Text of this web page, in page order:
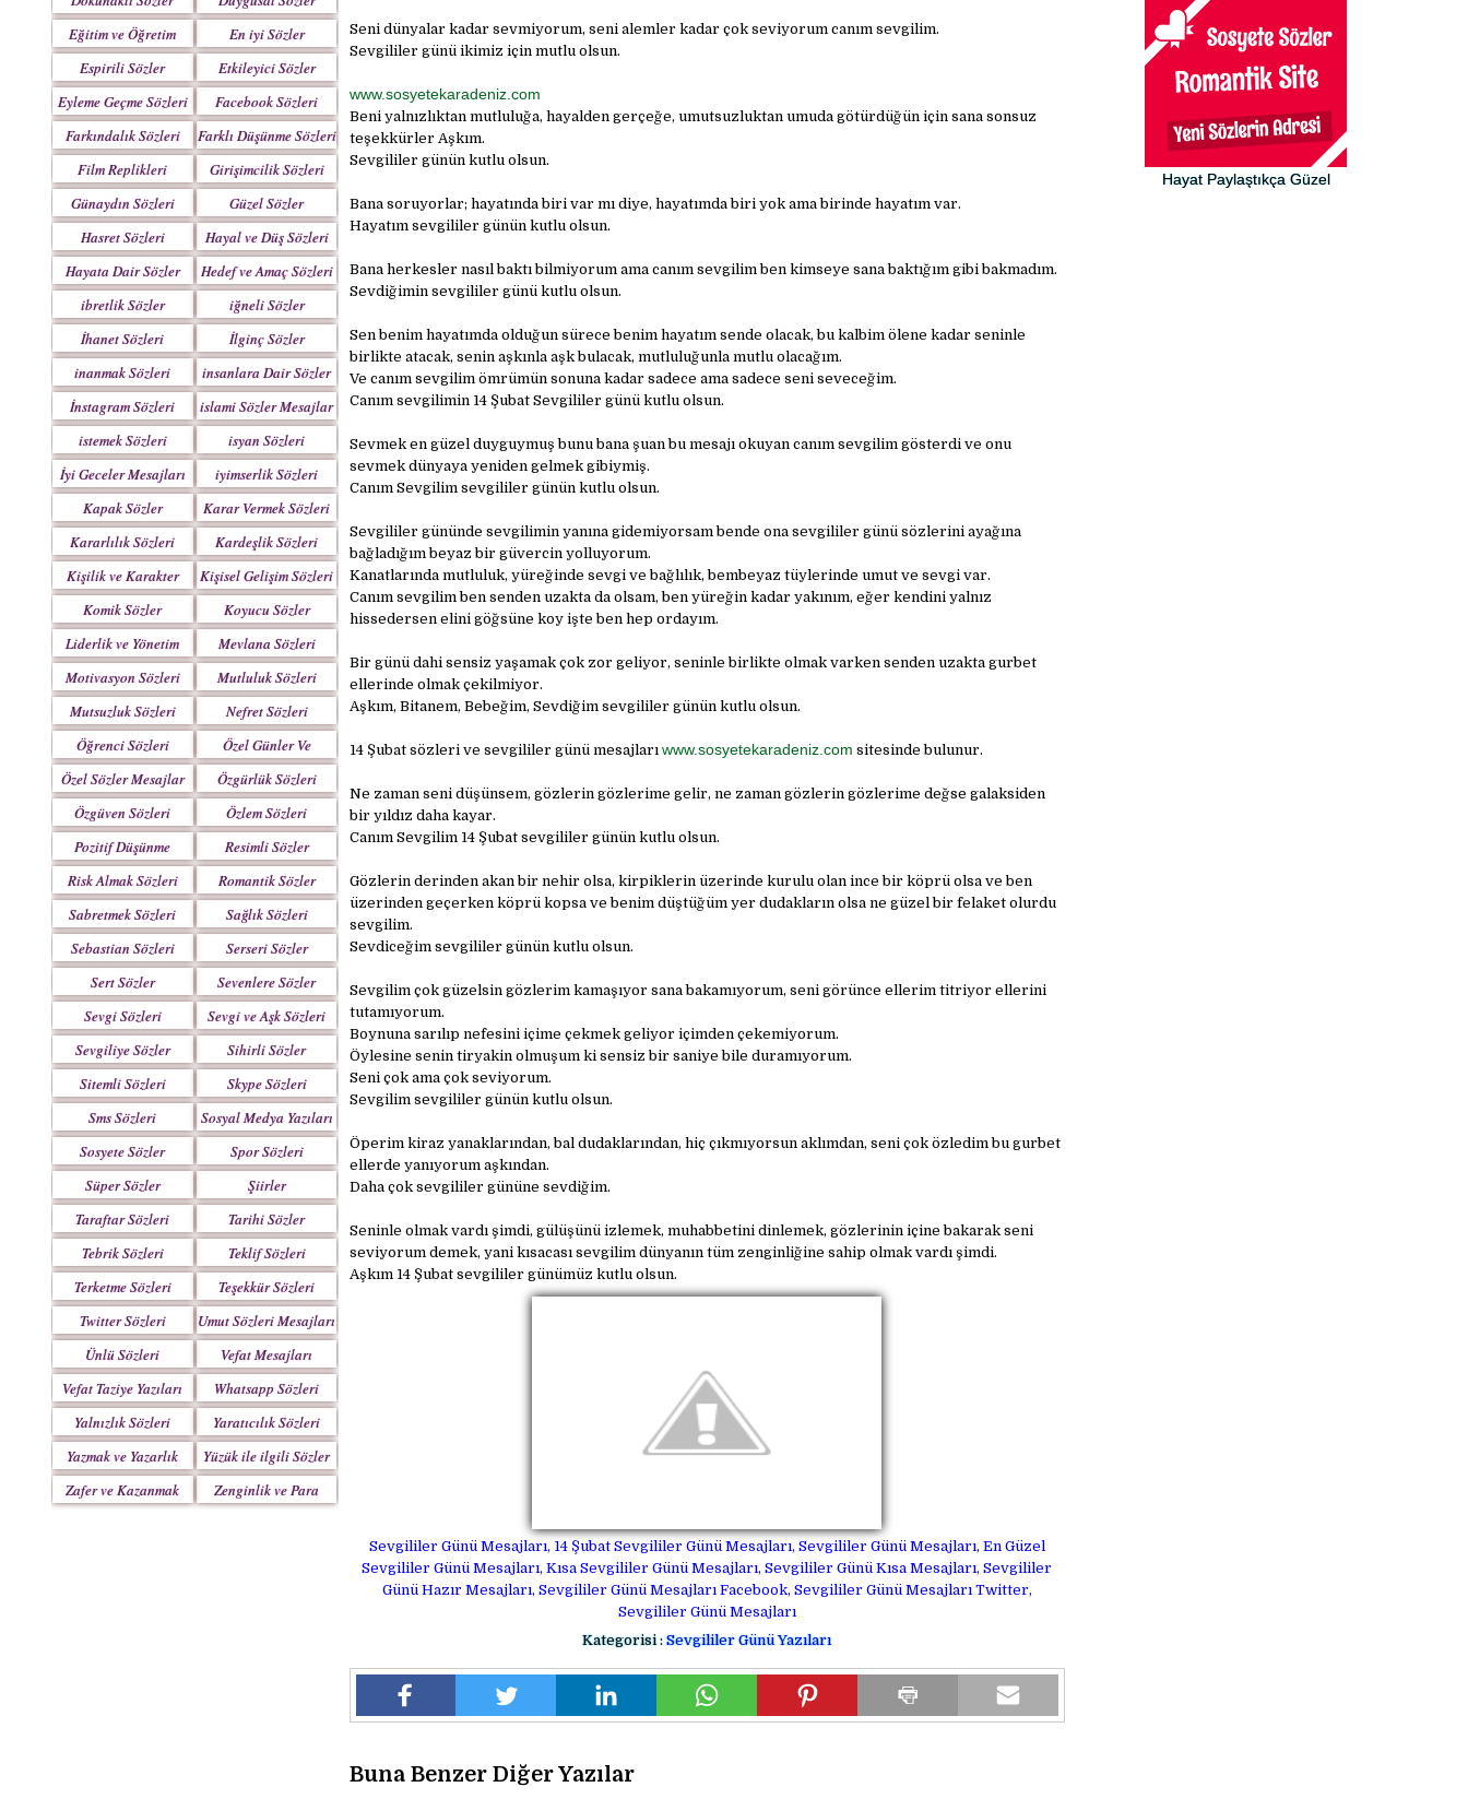
Eğitim ve Öğretim
Sözleri
En iyi Sözler
Espirili Sözler
Etkileyici Sözler
Eyleme Geçme Sözleri
Facebook Sözleri
Farkındalık Sözleri
Farklı Düşünme Sözleri
Film Replikleri
Girişimcilik Sözleri
Günaydın Sözleri
Güzel Sözler
Hasret Sözleri
Hayal ve Düş Sözleri
Hayata Dair Sözler
Hedef ve Amaç Sözleri
ibretlik Sözler
iğneli Sözler
İhanet Sözleri
İlginç Sözler
inanmak Sözleri
insanlara Dair Sözler
İnstagram Sözleri
islami Sözler Mesajlar
istemek Sözleri
isyan Sözleri
İyi Geceler Mesajları
iyimserlik Sözleri
Kapak Sözler
Karar Vermek Sözleri
Kararlılık Sözleri
Kardeşlik Sözleri
Kişilik ve Karakter
Sözleri
Kişisel Gelişim Sözleri
Komik Sözler
Koyucu Sözler
Liderlik ve Yönetim
Sözleri
Mevlana Sözleri
Motivasyon Sözleri
Mutluluk Sözleri
Mutsuzluk Sözleri
Nefret Sözleri
Öğrenci Sözleri
Özel Günler Ve
Haftalar
Özel Sözler Mesajlar
Özgürlük Sözleri
Özgüven Sözleri
Özlem Sözleri
Pozitif Düşünme
Sözleri
Resimli Sözler
Risk Almak Sözleri
Romantik Sözler
Sabretmek Sözleri
Sağlık Sözleri
Sebastian Sözleri
Serseri Sözler
Sert Sözler
Sevenlere Sözler
Sevgi Sözleri
Sevgi ve Aşk Sözleri
Sevgiliye Sözler
Sihirli Sözler
Sitemli Sözleri
Skype Sözleri
Sms Sözleri
Sosyal Medya Yazıları
Sosyete Sözler
Mesajlar
Spor Sözleri
Süper Sözler
Şiirler
Taraftar Sözleri
Tarihi Sözler
Tebrik Sözleri
Teklif Sözleri
Terketme Sözleri
Teşekkür Sözleri
Twitter Sözleri
Umut Sözleri Mesajları
Ünlü Sözleri
Vefat Mesajları
Vefat Taziye Yazıları
Whatsapp Sözleri
Yalnızlık Sözleri
Yaratıcılık Sözleri
Yazmak ve Yazarlık
Sözleri
Yüzük ile ilgili Sözler
Zafer ve Kazanmak
Sözleri
Zenginlik ve Para
Sözleri
Seni dünyalar kadar sevmiyorum, seni alemler kadar çok seviyorum canım sevgilim.
Sevgililer günü ikimiz için mutlu olsun.
www.sosyetekaradeniz.com
Beni yalnızlıktan mutluluğa, hayalden gerçeğe, umutsuzluktan umuda götürdüğün için sana sonsuz
teşekkürler Aşkım.
Sevgililer günün kutlu olsun.
Bana soruyorlar; hayatında biri var mı diye, hayatımda biri yok ama birinde hayatım var.
Hayatım sevgililer günün kutlu olsun.
Bana herkesler nasıl baktı bilmiyorum ama canım sevgilim ben kimseye sana baktığım gibi bakmadım.
Sevdiğimin sevgililer günü kutlu olsun.
Sen benim hayatımda olduğun sürece benim hayatım sende olacak, bu kalbim ölene kadar seninle
birlikte atacak, senin aşkınla aşk bulacak, mutluluğunla mutlu olacağım.
Ve canım sevgilim ömrümün sonuna kadar sadece ama sadece seni seveceğim.
Canım sevgilimin 14 Şubat Sevgililer günü kutlu olsun.
Sevmek en güzel duyguymuş bunu bana şuan bu mesajı okuyan canım sevgilim gösterdi ve onu
sevmek dünyaya yeniden gelmek gibiymiş.
Canım Sevgilim sevgililer günün kutlu olsun.
Sevgililer gününde sevgilimin yanına gidemiyorsam bende ona sevgililer günü sözlerini ayağına
bağladığım beyaz bir güvercin yolluyorum.
Kanatlarında mutluluk, yüreğinde sevgi ve bağlılık, bembeyaz tüylerinde umut ve sevgi var.
Canım sevgilim ben senden uzakta da olsam, ben yüreğin kadar yakınım, eğer kendini yalnız
hissedersen elini göğsüne koy işte ben hep ordayım.
Bir günü dahi sensiz yaşamak çok zor geliyor, seninle birlikte olmak varken senden uzakta gurbet
ellerinde olmak çekilmiyor.
Aşkım, Bitanem, Bebeğim, Sevdiğim sevgililer günün kutlu olsun.
14 Şubat sözleri ve sevgililer günü mesajları www.sosyetekaradeniz.com sitesinde bulunur.
Ne zaman seni düşünsem, gözlerin gözlerime gelir, ne zaman gözlerin gözlerime değse galaksiden
bir yıldız daha kayar.
Canım Sevgilim 14 Şubat sevgililer günün kutlu olsun.
Gözlerin derinden akan bir nehir olsa, kirpiklerin üzerinde kurulu olan ince bir köprü olsa ve ben
üzerinden geçerken köprü kopsa ve benim düştüğüm yer dudakların olsa ne güzel bir felaket olurdu
sevgilim.
Sevdiceğim sevgililer günün kutlu olsun.
Sevgilim çok güzelsin gözlerim kamaşıyor sana bakamıyorum, seni görünce ellerim titriyor ellerini
tutamıyorum.
Boynuna sarılıp nefesini içime çekmek geliyor içimden çekemiyorum.
Öylesine senin tiryakin olmuşum ki sensiz bir saniye bile duramıyorum.
Seni çok ama çok seviyorum.
Sevgilim sevgililer günün kutlu olsun.
Öperim kiraz yanaklarından, bal dudaklarından, hiç çıkmıyorsun aklımdan, seni çok özledim bu gurbet
ellerde yanıyorum aşkından.
Daha çok sevgililer gününe sevdiğim.
Seninle olmak vardı şimdi, gülüşünü izlemek, muhabbetini dinlemek, gözlerinin içine bakarak seni
seviyorum demek, yani kısacası sevgilim dünyanın tüm zenginliğine sahip olmak vardı şimdi.
Aşkım 14 Şubat sevgililer günümüz kutlu olsun.
Sevgililer Günü Mesajları, 14 Şubat Sevgililer Günü Mesajları, Sevgililer Günü Mesajları, En Güzel
Sevgililer Günü Mesajları, Kısa Sevgililer Günü Mesajları, Sevgililer Günü Kısa Mesajları, Sevgililer
Günü Hazır Mesajları, Sevgililer Günü Mesajları Facebook, Sevgililer Günü Mesajları Twitter,
Sevgililer Günü Mesajları
Kategorisi : Sevgililer Günü Yazıları
Buna Benzer Diğer Yazılar
Hayat Paylaştıkça Güzel